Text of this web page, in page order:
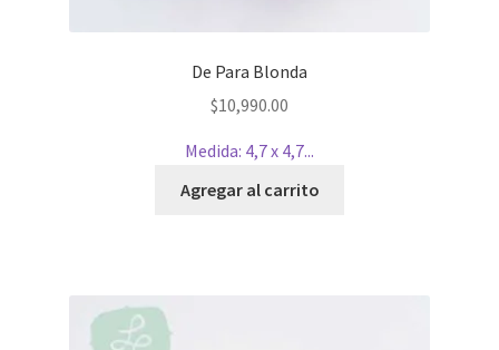
De Para Blonda
$10,990.00
Medida: 4,7 x 4,7...
Agregar al carrito